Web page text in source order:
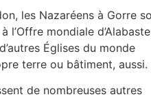
les Nazaréens à Gorre
l’Offre mondiale
Églises du monde
terre ou bâtiment, aussi.
de nombreuses autres